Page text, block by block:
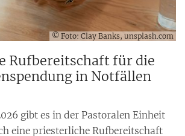
© Foto: Clay Banks, unsplash.com
Rufbereitschaft für die
in Notfällen
gibt es in der Pastoralen Einheit
eine priesterliche Rufbereitschaft